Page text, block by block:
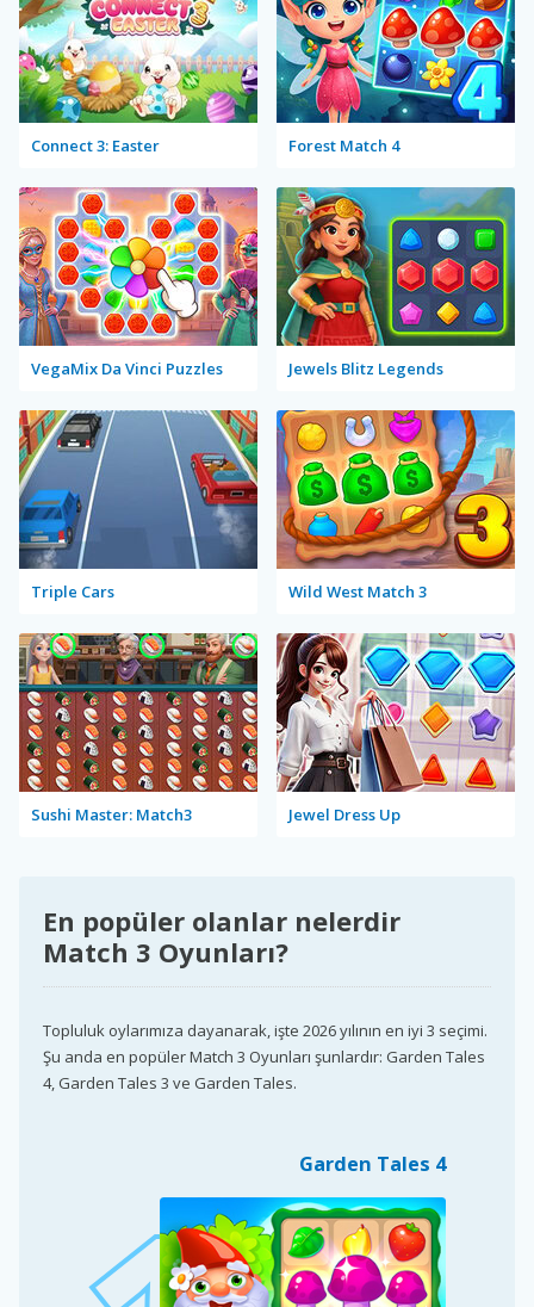
Connect 3: Easter Forest Match 4
VegaMix Da Vinci Puzzles Jewels Blitz Legends
Triple Cars Wild West Match 3
Sushi Master: Match3 Jewel Dress Up
En popüler olanlar nelerdir
Match 3 Oyunları?
Topluluk oylarımıza dayanarak, işte 2026 yılının en iyi 3 seçimi.
Şu anda en popüler Match 3 Oyunları şunlardır: Garden Tales
4, Garden Tales 3 ve Garden Tales.
Garden Tales 4